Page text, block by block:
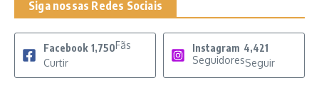
Siga nossas Redes Sociais
Facebook 1,750Fãs
Curtir
Instagram 4,421
SeguidoresSeguir